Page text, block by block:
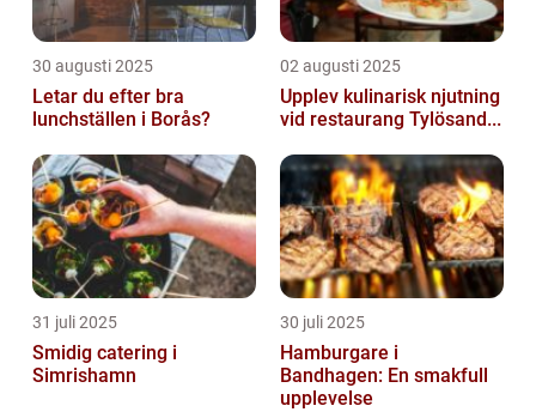
30 augusti 2025
Letar du efter bra
lunchställen i Borås?
02 augusti 2025
Upplev kulinarisk njutning
vid restaurang Tylösand...
31 juli 2025
Smidig catering i
Simrishamn
30 juli 2025
Hamburgare i
Bandhagen: En smakfull
upplevelse